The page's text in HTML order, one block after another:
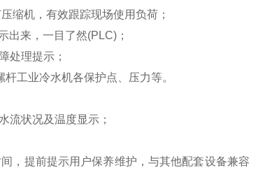
缩机，有效跟踪现场使用负荷；
出来，一目了然(PLC)；
处理提示；
工业冷水机各保护点、压力等。
流状况及温度显示；
，提前提示用户保养维护，与其他配套设备兼容